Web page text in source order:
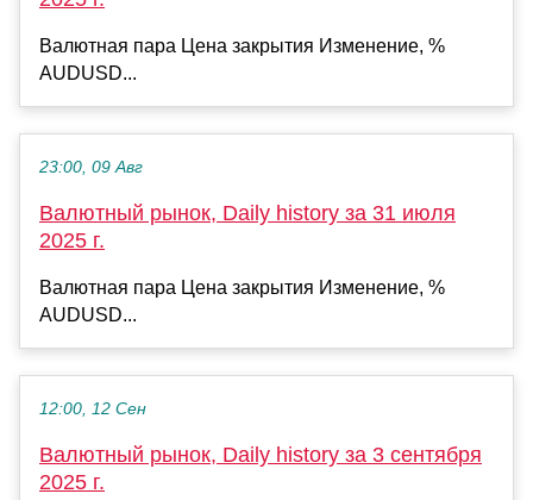
Валютная пара Цена закрытия Изменение, %
AUDUSD...
23:00, 09 Авг
Валютный рынок, Daily history за 31 июля
2025 г.
Валютная пара Цена закрытия Изменение, %
AUDUSD...
12:00, 12 Сен
Валютный рынок, Daily history за 3 сентября
2025 г.